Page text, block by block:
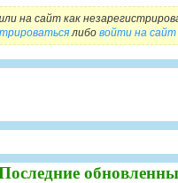
на сайт как
либо войти на сайт